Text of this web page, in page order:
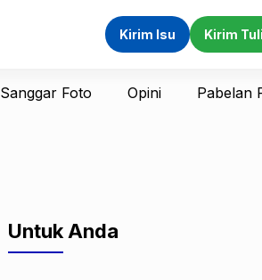
Kirim Isu Kirim
Sanggar Foto Opini Pabelan
Untuk Anda